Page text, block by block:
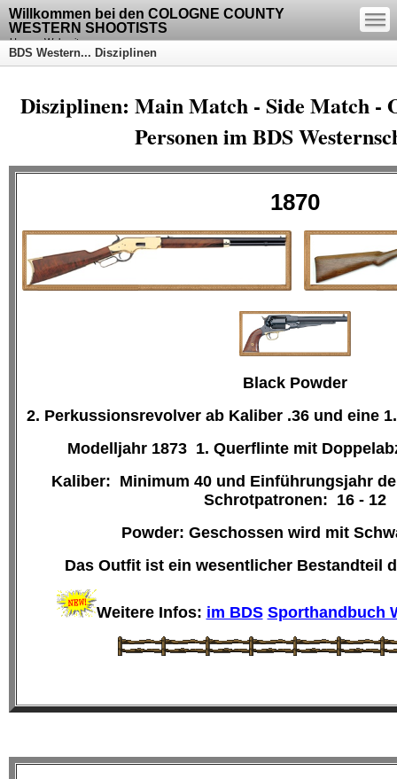
Willkommen bei den COLOGNE COUNTY
WESTERN SHOOTISTS
Unsere Webseite
—
—
—
BDS Western... Disziplinen
Disziplinen: Main Match - Side Match -
Personen im BDS
1870
Black Powder
2. Perkussionsrevolver ab Kaliber .36 und eine
Modelljahr 1873 1. Querflinte mit
Kaliber: Minimum 40 und Einführungsjahr
Schrotpatronen: 16 - 12
Powder: Geschossen wird mit
Das Outfit ist ein wesentlicher Bestandteil
Weitere Infos: im BDS Sporthandbuch